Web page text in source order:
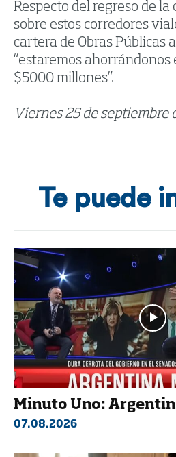
Respecto del regreso de
sobre estos corredores
cartera de Obras Públicas
“estaremos ahorrándonos
$5000 millones”.
Viernes 25 de septiembre
Te puede
Minuto Uno:
07.08.2026